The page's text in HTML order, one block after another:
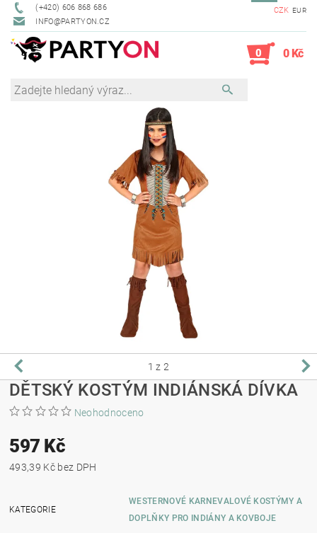
(+420) 606 868 686
INFO@PARTYON.CZ
CZK EUR
0 0 Kč
1 z 2
DĚTSKÝ KOSTÝM INDIÁNSKÁ DÍVKA
Neohodnoceno
597 Kč
493,39 Kč bez DPH
KATEGORIE
WESTERNOVÉ KARNEVALOVÉ KOSTÝMY A
DOPLŇKY PRO INDIÁNY A KOVBOJE